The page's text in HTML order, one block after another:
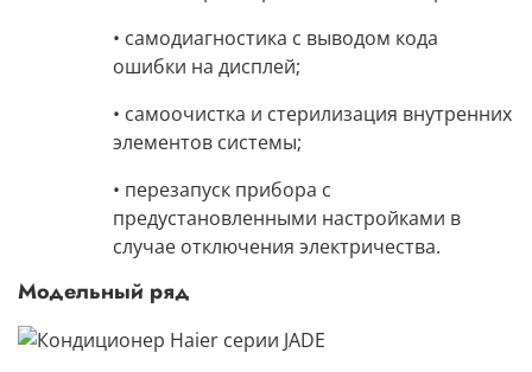
• самодиагностика с выводом кода
ошибки на дисплей;
• самоочистка и стерилизация внутренних
элементов системы;
• перезапуск прибора с
предустановленными настройками в
случае отключения электричества.
Модельный ряд